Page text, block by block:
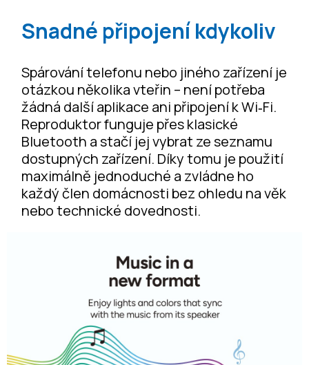
Snadné připojení kdykoliv
Spárování telefonu nebo jiného zařízení je
otázkou několika vteřin – není potřeba
žádná další aplikace ani připojení k Wi‑Fi.
Reproduktor funguje přes klasické
Bluetooth a stačí jej vybrat ze seznamu
dostupných zařízení. Díky tomu je použití
maximálně jednoduché a zvládne ho
každý člen domácnosti bez ohledu na věk
nebo technické dovednosti.